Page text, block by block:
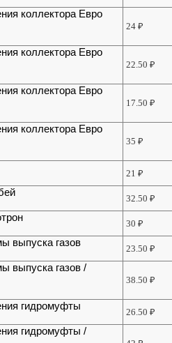
коллектора Евро
24₽
коллектора Евро
22.50₽
коллектора Евро
17.50₽
коллектора Евро
35₽
21₽
32.50₽
30₽
выпуска газов
23.50₽
выпуска газов /
38.50₽
гидромуфты
26.50₽
гидромуфты /